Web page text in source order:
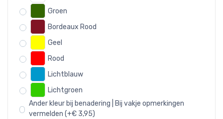
Groen
Bordeaux Rood
Geel
Rood
Lichtblauw
Lichtgroen
Ander kleur bij benadering | Bij vakje opmerkingen
vermelden (+€ 3,95)